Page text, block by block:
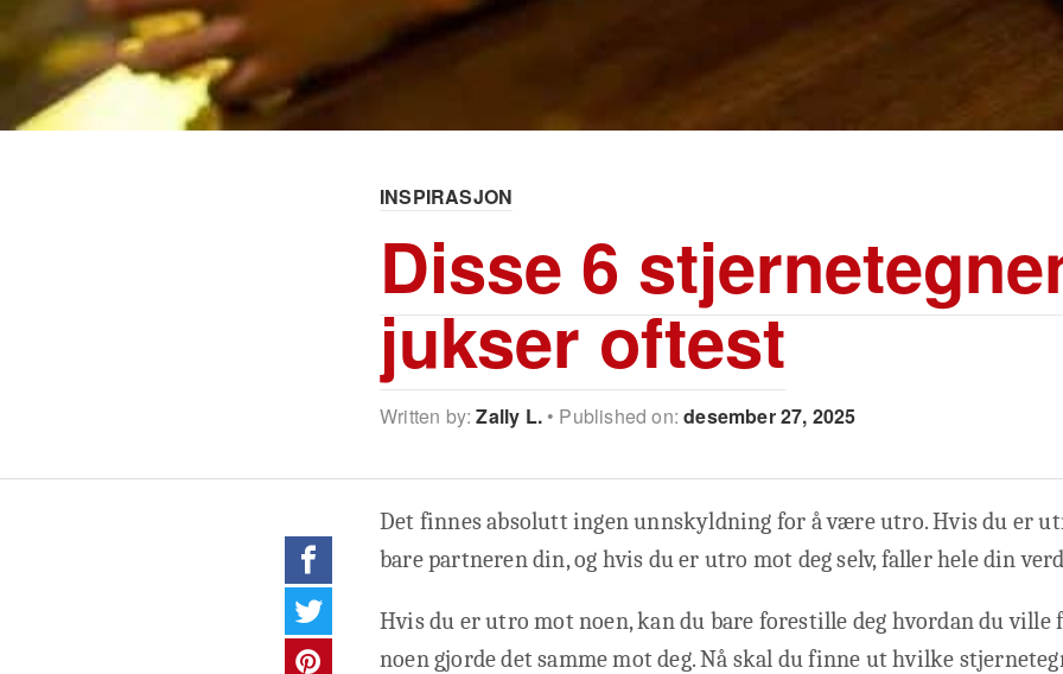
INSPIRASJON
Disse 6
jukser oftest
Written by:Zally L. Published on:desember 27, 2025
Det finnes absolutt ingen unnskyldning for å være utro. Hvis du er
bare partneren din, og hvis du er utro mot deg selv, faller hele din
Hvis du er utro mot noen, kan du bare forestille deg hvordan du ville
noen gjorde det samme mot deg. Nå skal du finne ut hvilke